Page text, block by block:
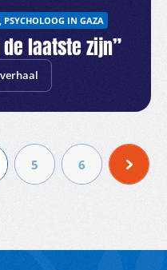
IN GAZA
laatste zijn”
5 6